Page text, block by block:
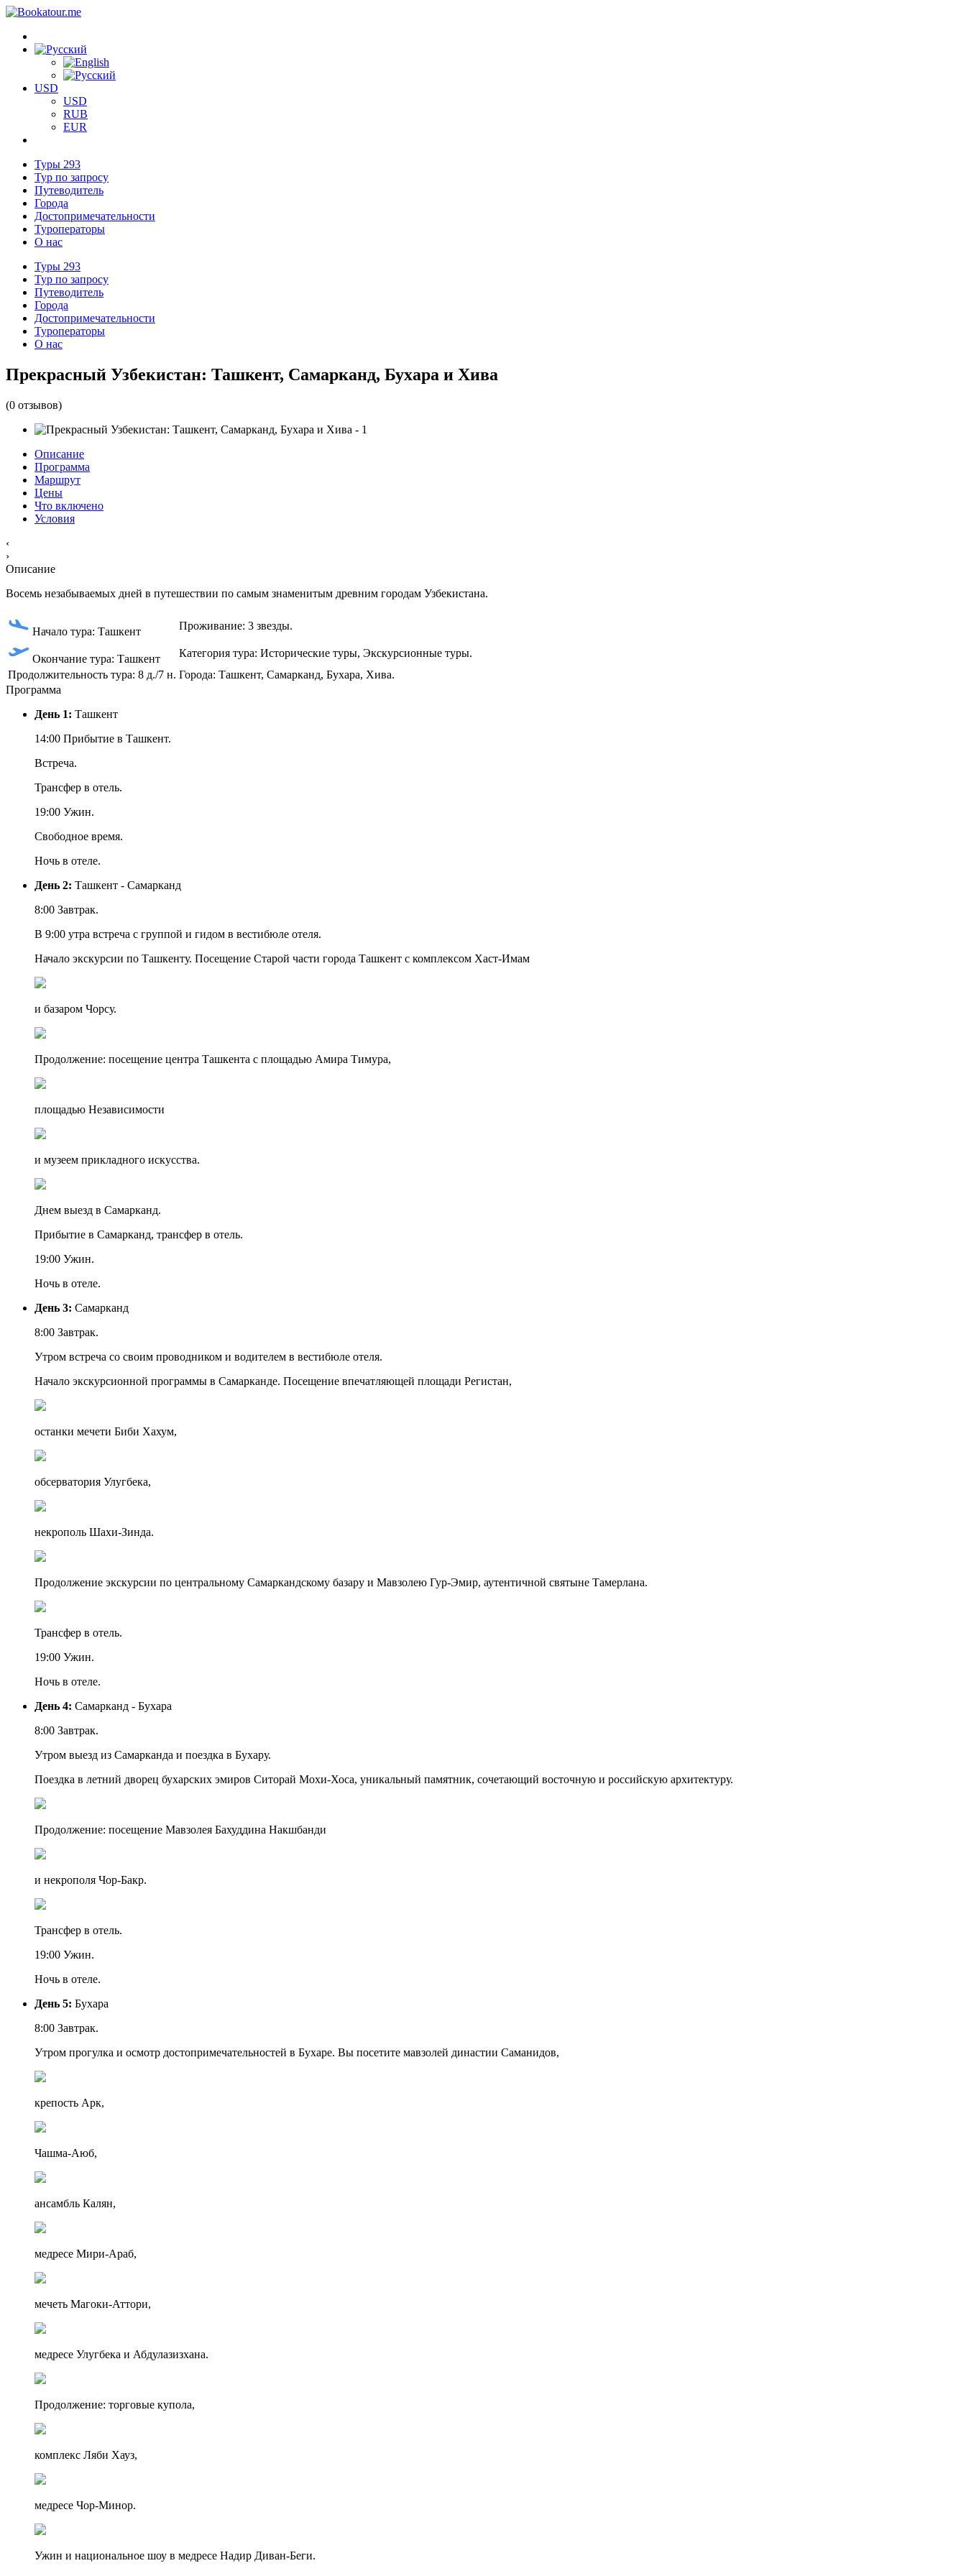
USD
USD
RUB
EUR
Туры 293
Тур по запросу
Путеводитель
Города
Достопримечательности
Туроператоры
О нас
Туры 293
Тур по запросу
Путеводитель
Города
Достопримечательности
Туроператоры
О нас
Прекрасный Узбекистан: Ташкент, Самарканд, Бухара и Хива
(0 отзывов)
Описание
Программа
Маршрут
Цены
Что включено
Условия
‹
›
Описание
Восемь незабываемых дней в путешествии по самым знаменитым древним городам Узбекистана.
Начало тура: Ташкент Проживание: 3 звезды.
Окончание тура: Ташкент
Категория тура: Исторические туры, Экскурсионные туры.
Продолжительность тура: 8 д./7 н. Города: Ташкент, Самарканд, Бухара, Хива.
Программа
День 1: Ташкент
14:00 Прибытие в Ташкент.
Встреча.
Трансфер в отель.
19:00 Ужин.
Свободное время.
Ночь в отеле.
День 2: Ташкент - Самарканд
8:00 Завтрак.
В 9:00 утра встреча с группой и гидом в вестибюле отеля.
Начало экскурсии по Ташкенту. Посещение Старой части города Ташкент с комплексом Хаст-Имам
и базаром Чорсу.
Продолжение: посещение центра Ташкента с площадью Амира Тимура,
площадью Независимости
и музеем прикладного искусства.
Днем выезд в Самарканд.
Прибытие в Самарканд, трансфер в отель.
19:00 Ужин.
Ночь в отеле.
День 3: Самарканд
8:00 Завтрак.
Утром встреча со своим проводником и водителем в вестибюле отеля.
Начало экскурсионной программы в Самарканде. Посещение впечатляющей площади Регистан,
останки мечети Биби Хахум,
обсерватория Улугбека,
некрополь Шахи-Зинда.
Продолжение экскурсии по центральному Самаркандскому базару и Мавзолею Гур-Эмир, аутентичной святыне Тамерлана.
Трансфер в отель.
19:00 Ужин.
Ночь в отеле.
День 4: Самарканд - Бухара
8:00 Завтрак.
Утром выезд из Самарканда и поездка в Бухару.
Поездка в летний дворец бухарских эмиров Ситорай Мохи-Хоса, уникальный памятник, сочетающий восточную и российскую архитектуру.
Продолжение: посещение Мавзолея Бахуддина Накшбанди
и некрополя Чор-Бакр.
Трансфер в отель.
19:00 Ужин.
Ночь в отеле.
День 5: Бухара
8:00 Завтрак.
Утром прогулка и осмотр достопримечательностей в Бухаре. Вы посетите мавзолей династии Саманидов,
крепость Арк,
Чашма-Аюб,
ансамбль Калян,
медресе Мири-Араб,
мечеть Магоки-Аттори,
медресе Улугбека и Абдулазизхана.
Продолжение: торговые купола,
комплекс Ляби Хауз,
медресе Чор-Минор.
Ужин и национальное шоу в медресе Надир Диван-Беги.